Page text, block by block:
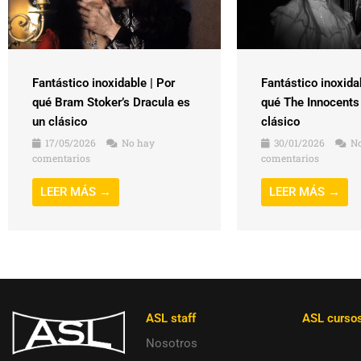
Fantástico inoxidable | Por
qué Bram Stoker’s Dracula es
un clásico
17/05/2026
No hay
comentarios
LEER MÁS →
Fantástico
qué The
clásico
30/01/2026
comentarios
LEER MÁS →
ASL staff
Nosotros
ASL